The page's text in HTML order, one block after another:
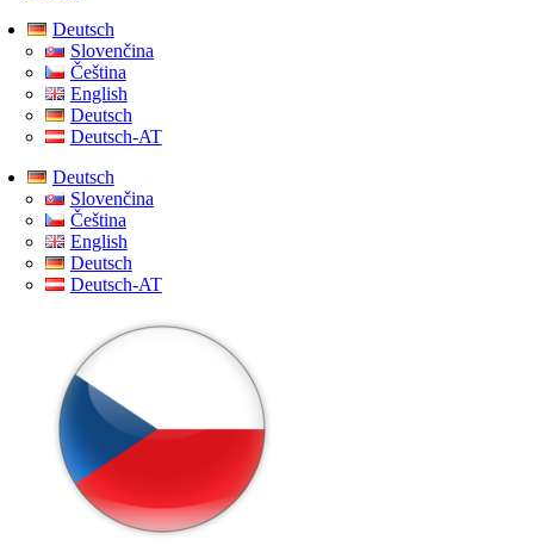
Deutsch
Slovenčina
Čeština
English
Deutsch
Deutsch-AT
Deutsch
Slovenčina
Čeština
English
Deutsch
Deutsch-AT